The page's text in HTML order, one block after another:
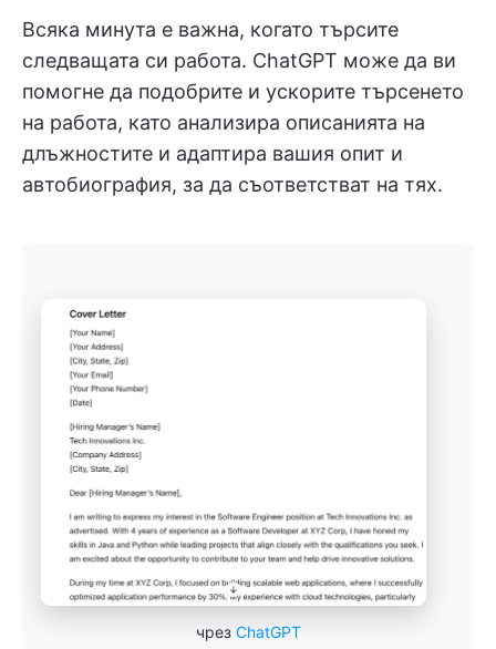
Всяка минута е важна, когато търсите
следващата си работа. ChatGPT може да ви
помогне да подобрите и ускорите търсенето
на работа, като анализира описанията на
длъжностите и адаптира вашия опит и
автобиография, за да съответстват на тях.
чрез ChatGPT